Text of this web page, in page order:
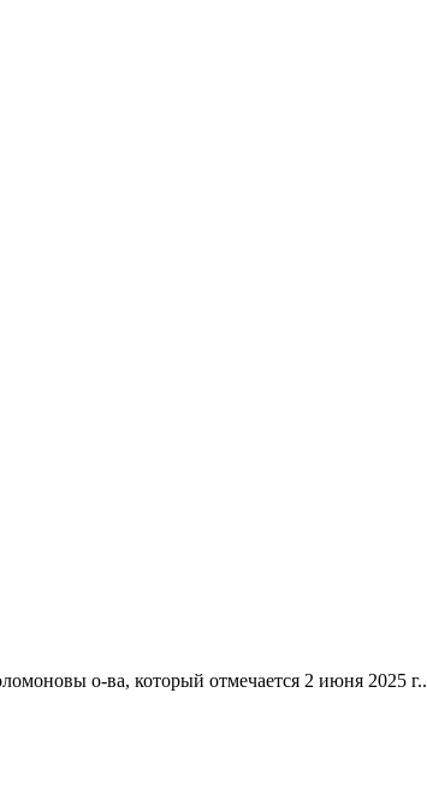
о-ва, который отмечается 2 июня 2025 г..